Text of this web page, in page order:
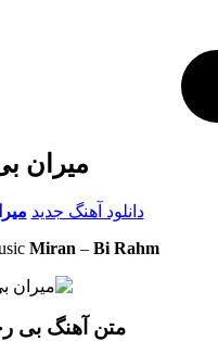
میران
دانلود آهنگ جدید
Miran – Bi Rahm
متن آهنگ بی